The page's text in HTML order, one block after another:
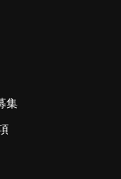
集